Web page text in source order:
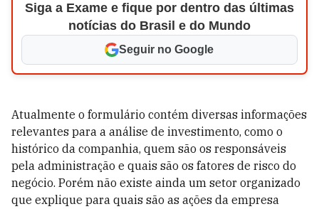
Siga a Exame e fique por dentro das últimas
notícias do Brasil e do Mundo
Seguir no Google
Atualmente o formulário contém diversas informações
relevantes para a análise de investimento, como o
histórico da companhia, quem são os responsáveis
pela administração e quais são os fatores de risco do
negócio. Porém não existe ainda um setor organizado
que explique para quais são as ações da empresa